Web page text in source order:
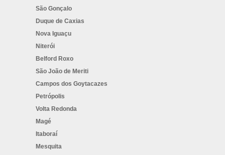
São Gonçalo
Duque de Caxias
Nova Iguaçu
Niterói
Belford Roxo
São João de Meriti
Campos dos Goytacazes
Petrópolis
Volta Redonda
Magé
Itaboraí
Mesquita